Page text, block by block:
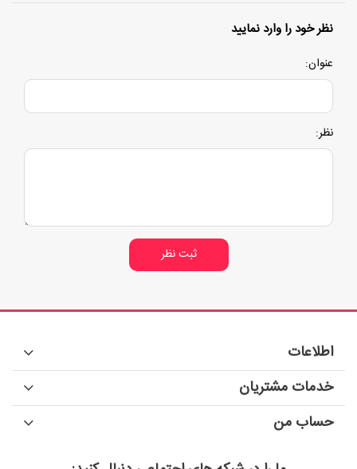
نظر خود را وارد نمایید
عنوان:
نظر:
ثبت نظر
اطلاعات
خدمات مشتریان
حساب من